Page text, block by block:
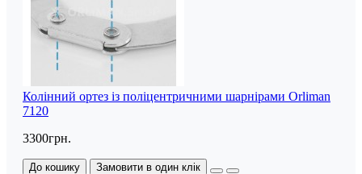
Колінний ортез із поліцентричними шарнірами Orliman
7120
3300грн.
До кошику Замовити в один клік